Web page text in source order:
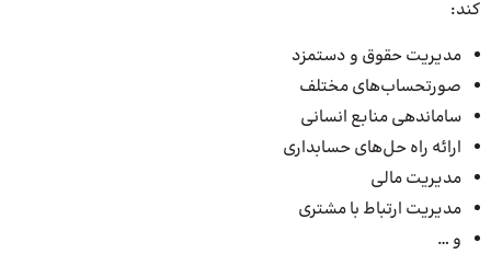
کند:
مدیریت حقوق و دستمزد
صورتحساب‌های مختلف
ساماندهی منابع انسانی
ارائه راه حل‌های حسابداری
مدیریت مالی
مدیریت ارتباط با مشتری
و …